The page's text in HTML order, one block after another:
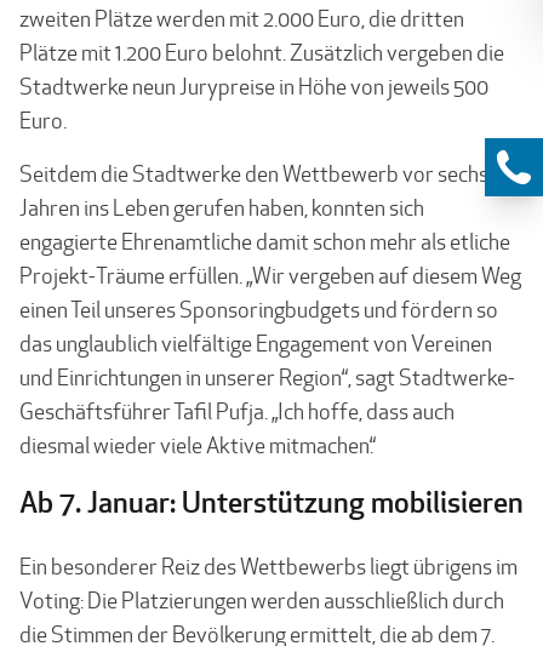
zweiten Plätze werden mit 2.000 Euro, die dritten
Plätze mit 1.200 Euro belohnt. Zusätzlich vergeben die
Stadtwerke neun Jurypreise in Höhe von jeweils 500
Euro.
Seitdem die Stadtwerke den Wettbewerb vor sechs
Jahren ins Leben gerufen haben, konnten sich
engagierte Ehrenamtliche damit schon mehr als etliche
Projekt-Träume erfüllen. „Wir vergeben auf diesem Weg
einen Teil unseres Sponsoringbudgets und fördern so
das unglaublich viel­fältige Engagement von Vereinen
und Einrichtungen in unserer Region“, sagt Stadtwerke-
Geschäftsführer Tafil Pufja. „Ich hoffe, dass auch
diesmal wieder viele Aktive mitmachen.“
Ab 7. Januar: Unterstützung mobilisieren
Ein besonderer Reiz des Wettbewerbs liegt übrigens im
Voting: Die Platzierungen werden ausschließlich durch
die Stimmen der Bevölkerung ermittelt, die ab dem 7.